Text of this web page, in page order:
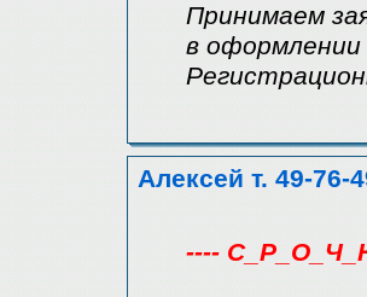
Принимаем
в оформлении
Алексей т. 49-76-
----